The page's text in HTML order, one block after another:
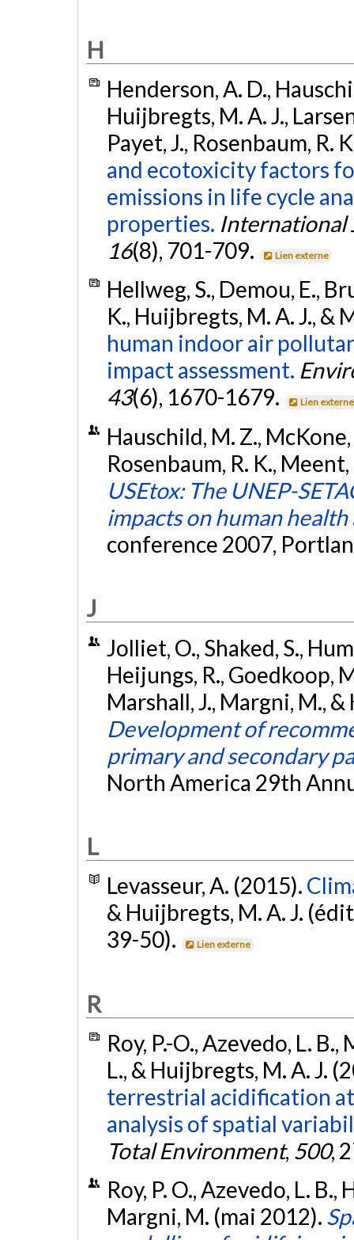
H
Henderson, A. D.,
Huijbregts, M. A. J.,
Payet, J., Rosenbaum, R.
and ecotoxicity factors
emissions in life cycle
properties. International
16(8), 701-709. Lien externe
Hellweg, S., Demou, E.,
K., Huijbregts, M. A. J., &
human indoor air
impact assessment.
43(6), 1670-1679. Lien externe
Hauschild, M. Z.,
Rosenbaum, R. K.,
USEtox: The UNEP-
impacts on human health
conference 2007,
J
Jolliet, O., Shaked, S.,
Heijungs, R., Goedkoop,
Marshall, J., Margni, M.,
Development of
primary and secondary
North America 29th
L
Levasseur, A. (2015).
& Huijbregts, M. A. J.
39-50).
Lien externe
R
Roy, P.-O., Azevedo, L.
L., & Huijbregts, M. A. J.
terrestrial acidification
analysis of spatial
Total Environment, 500,
Roy, P. O., Azevedo, L.
Margni, M. (mai 2012).